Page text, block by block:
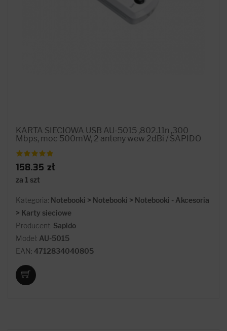
KARTA SIECIOWA USB AU-5015 ,802.11n ,300
Mbps, moc 500mW, 2 anteny wew 2dBi / SAPIDO
158.35 zł
za 1 szt
Kategoria: Notebooki > Notebooki > Notebooki - Akcesoria
> Karty sieciowe
Producent: Sapido
Model: AU-5015
EAN: 4712834040805